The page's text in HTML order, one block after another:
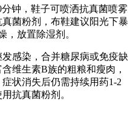
钟，鞋子可喷洒抗真菌喷雾
菌粉剂，布鞋建议阳光下暴
，放置除湿剂。
感染，合并糖尿病或免疫缺
维生素B族的粗粮和瘦肉，
状消失后仍需持续用药1-2
抗真菌粉剂。